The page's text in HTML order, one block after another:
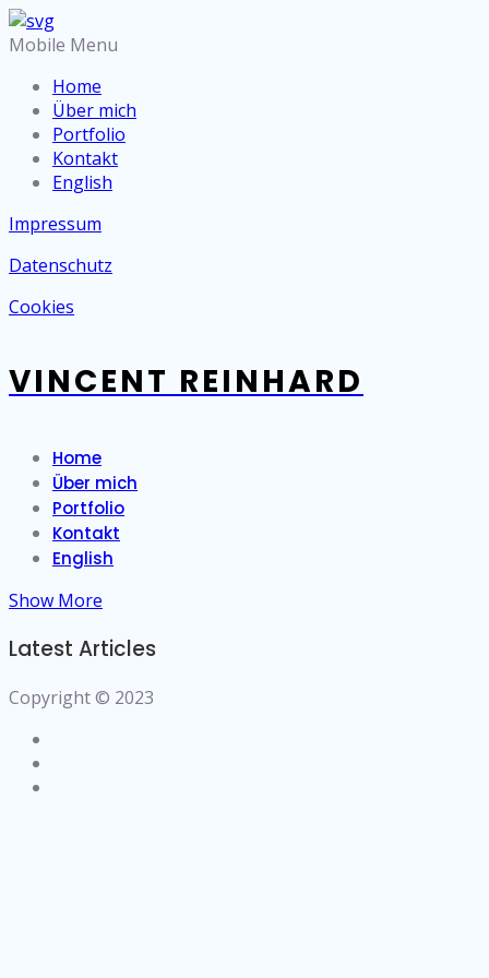
Mobile Menu
Home
Über mich
Portfolio
Kontakt
English
Impressum
Datenschutz
Cookies
VINCENT REINHARD
Home
Über mich
Portfolio
Kontakt
English
Show More
Latest Articles
Copyright © 2023